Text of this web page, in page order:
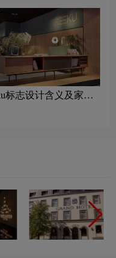
标志设计含义及家具